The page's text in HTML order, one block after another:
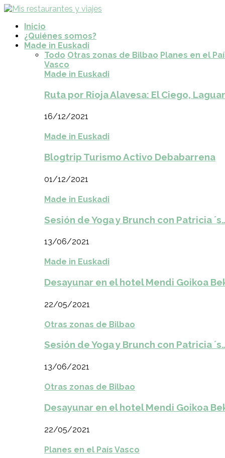
Inicio
¿Quiénes somos?
Made in Euskadi
Todo Otras zonas de Bilbao Planes en el
Vasco
Made in Euskadi
Ruta por Rioja Alavesa: El Ciego,
16/12/2021
Made in Euskadi
Blogtrip Turismo Activo Debabarrena
01/12/2021
Made in Euskadi
Sesión de Yoga y Brunch con Patricia
13/06/2021
Made in Euskadi
Desayunar en el hotel Mendi Goikoa
22/05/2021
Otras zonas de Bilbao
Sesión de Yoga y Brunch con Patricia
13/06/2021
Otras zonas de Bilbao
Desayunar en el hotel Mendi Goikoa
22/05/2021
Planes en el País Vasco